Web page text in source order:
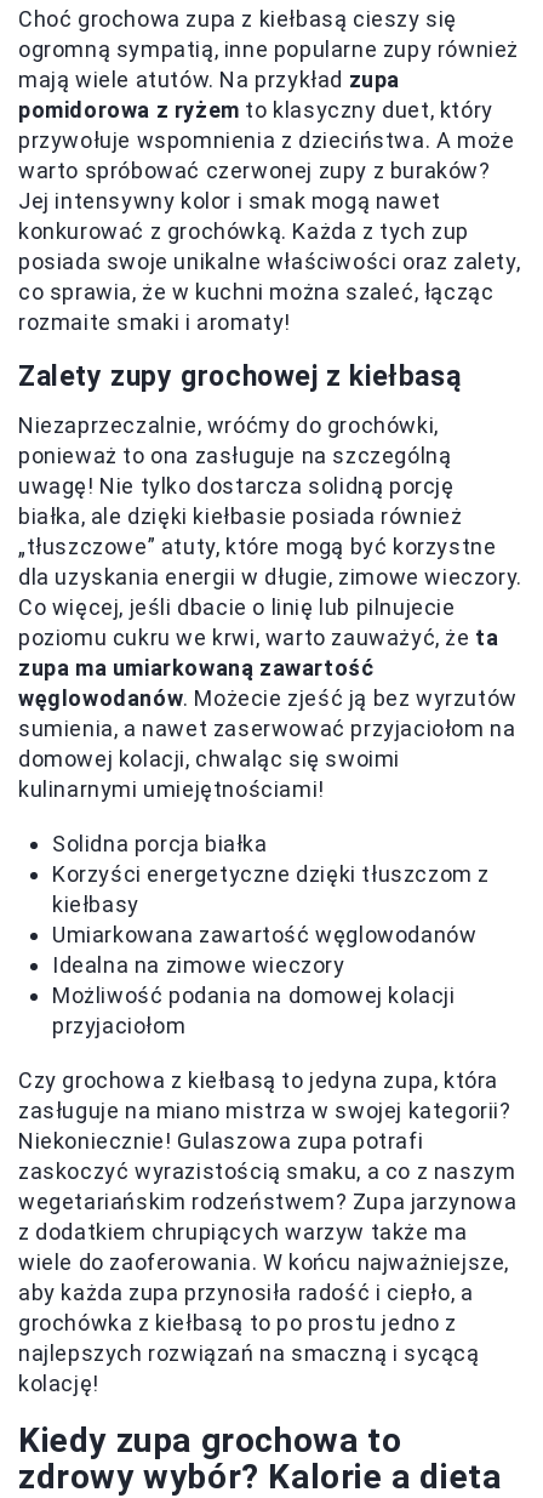
Choć grochowa zupa z kiełbasą cieszy się
ogromną sympatią, inne popularne zupy również
mają wiele atutów. Na przykład zupa
pomidorowa z ryżem to klasyczny duet, który
przywołuje wspomnienia z dzieciństwa. A może
warto spróbować czerwonej zupy z buraków?
Jej intensywny kolor i smak mogą nawet
konkurować z grochówką. Każda z tych zup
posiada swoje unikalne właściwości oraz zalety,
co sprawia, że w kuchni można szaleć, łącząc
rozmaite smaki i aromaty!
Zalety zupy grochowej z kiełbasą
Niezaprzeczalnie, wróćmy do grochówki,
ponieważ to ona zasługuje na szczególną
uwagę! Nie tylko dostarcza solidną porcję
białka, ale dzięki kiełbasie posiada również
„tłuszczowe” atuty, które mogą być korzystne
dla uzyskania energii w długie, zimowe wieczory.
Co więcej, jeśli dbacie o linię lub pilnujecie
poziomu cukru we krwi, warto zauważyć, że ta
zupa ma umiarkowaną zawartość
węglowodanów. Możecie zjeść ją bez wyrzutów
sumienia, a nawet zaserwować przyjaciołom na
domowej kolacji, chwaląc się swoimi
kulinarnymi umiejętnościami!
Solidna porcja białka
Korzyści energetyczne dzięki tłuszczom z
kiełbasy
Umiarkowana zawartość węglowodanów
Idealna na zimowe wieczory
Możliwość podania na domowej kolacji
przyjaciołom
Czy grochowa z kiełbasą to jedyna zupa, która
zasługuje na miano mistrza w swojej kategorii?
Niekoniecznie! Gulaszowa zupa potrafi
zaskoczyć wyrazistością smaku, a co z naszym
wegetariańskim rodzeństwem? Zupa jarzynowa
z dodatkiem chrupiących warzyw także ma
wiele do zaoferowania. W końcu najważniejsze,
aby każda zupa przynosiła radość i ciepło, a
grochówka z kiełbasą to po prostu jedno z
najlepszych rozwiązań na smaczną i sycącą
kolację!
Kiedy zupa grochowa to
zdrowy wybór? Kalorie a dieta